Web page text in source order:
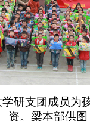
支团成员为
资。梁本部供图